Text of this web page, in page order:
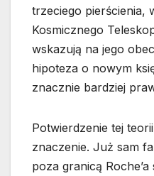
trzeciego pierścienia,
Kosmicznego
wskazują na jego
hipoteza o nowym
znacznie bardziej
Potwierdzenie tej
znaczenie. Już sam
poza granicą